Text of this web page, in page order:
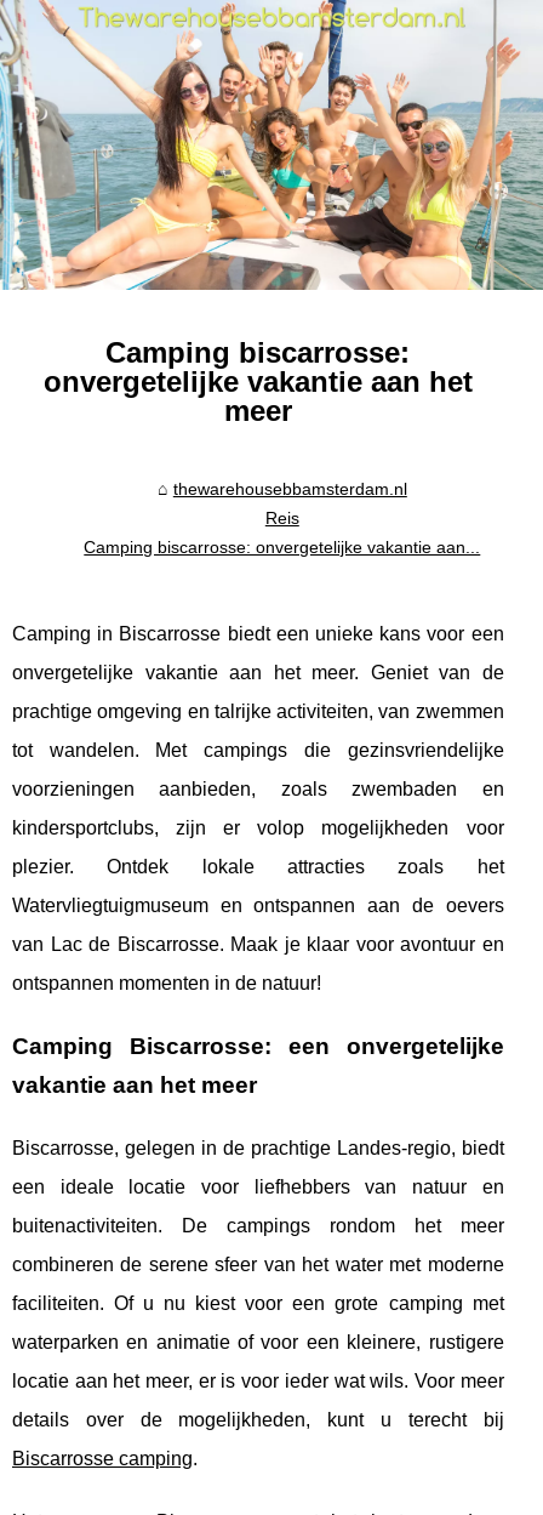
Camping biscarrosse:
onvergetelijke vakantie aan het
meer
thewarehousebbamsterdam.nl
Reis
Camping biscarrosse: onvergetelijke vakantie aan...
Camping in Biscarrosse biedt een unieke kans voor een
onvergetelijke vakantie aan het meer. Geniet van de
prachtige omgeving en talrijke activiteiten, van zwemmen
tot wandelen. Met campings die gezinsvriendelijke
voorzieningen aanbieden, zoals zwembaden en
kindersportclubs, zijn er volop mogelijkheden voor
plezier. Ontdek lokale attracties zoals het
Watervliegtuigmuseum en ontspannen aan de oevers
van Lac de Biscarrosse. Maak je klaar voor avontuur en
ontspannen momenten in de natuur!
Camping Biscarrosse: een onvergetelijke
vakantie aan het meer
Biscarrosse, gelegen in de prachtige Landes-regio, biedt
een ideale locatie voor liefhebbers van natuur en
buitenactiviteiten. De campings rondom het meer
combineren de serene sfeer van het water met moderne
faciliteiten. Of u nu kiest voor een grote camping met
waterparken en animatie of voor een kleinere, rustigere
locatie aan het meer, er is voor ieder wat wils. Voor meer
details over de mogelijkheden, kunt u terecht bij
Biscarrosse camping.